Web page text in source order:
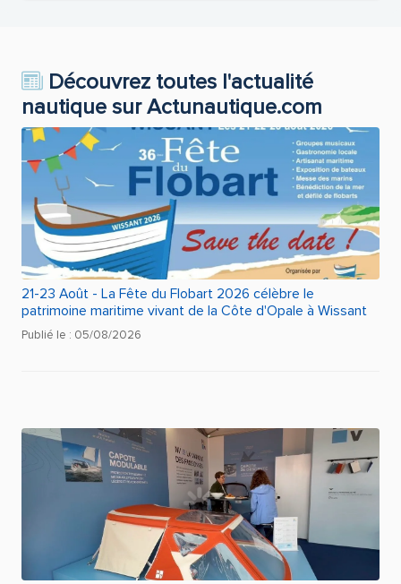
Découvrez toutes l'actualité
nautique sur Actunautique.com
21-23 Août - La Fête du Flobart 2026 célèbre le
patrimoine maritime vivant de la Côte d'Opale à Wissant
Publié le : 05/08/2026